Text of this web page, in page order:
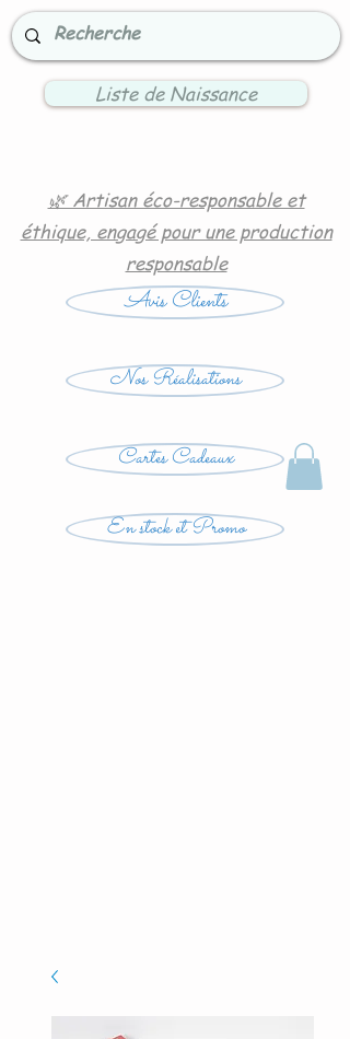
Liste de Naissance
🌿 Artisan éco-responsable et
éthique, engagé pour une production
responsable
Avis Clients
Nos Réalisations
Cartes Cadeaux
En stock et Promo